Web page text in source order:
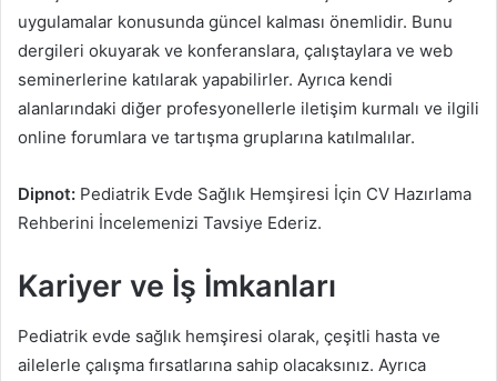
uygulamalar konusunda güncel kalması önemlidir. Bunu
dergileri okuyarak ve konferanslara, çalıştaylara ve web
seminerlerine katılarak yapabilirler. Ayrıca kendi
alanlarındaki diğer profesyonellerle iletişim kurmalı ve ilgili
online forumlara ve tartışma gruplarına katılmalılar.
Dipnot: Pediatrik Evde Sağlık Hemşiresi İçin CV Hazırlama
Rehberini İncelemenizi Tavsiye Ederiz.
Kariyer ve İş İmkanları
Pediatrik evde sağlık hemşiresi olarak, çeşitli hasta ve
ailelerle çalışma fırsatlarına sahip olacaksınız. Ayrıca